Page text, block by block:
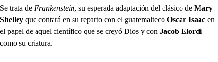
Se trata de Frankenstein, su esperada adaptación del clásico de Mary
Shelley que contará en su reparto con el guatemalteco Oscar Isaac en
el papel de aquel científico que se creyó Dios y con Jacob Elordi
como su criatura.